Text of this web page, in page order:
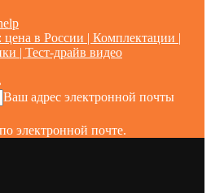
в России | Комплектации |
| Тест-драйв видео
Ваш адрес электронной почты
электронной почте.